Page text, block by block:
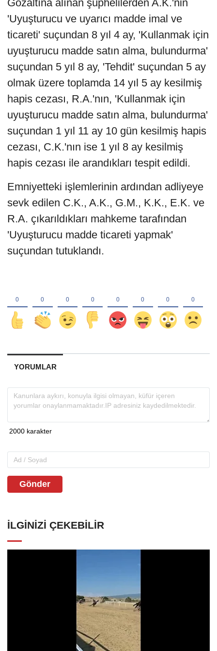
Gözaltına alınan şüphelilerden A.K.'nin
'Uyuşturucu ve uyarıcı madde imal ve
ticareti' suçundan 8 yıl 4 ay, 'Kullanmak için
uyuşturucu madde satın alma, bulundurma'
suçundan 5 yıl 8 ay, 'Tehdit' suçundan 5 ay
olmak üzere toplamda 14 yıl 5 ay kesilmiş
hapis cezası, R.A.'nın, 'Kullanmak için
uyuşturucu madde satın alma, bulundurma'
suçundan 1 yıl 11 ay 10 gün kesilmiş hapis
cezası, C.K.'nın ise 1 yıl 8 ay kesilmiş
hapis cezası ile arandıkları tespit edildi.
Emniyetteki işlemlerinin ardından adliyeye
sevk edilen C.K., A.K., G.M., K.K., E.K. ve
R.A. çıkarıldıkları mahkeme tarafından
'Uyuşturucu madde ticareti yapmak'
suçundan tutuklandı.
YORUMLAR
Gönder
İLGINIZI ÇEKEBILIR